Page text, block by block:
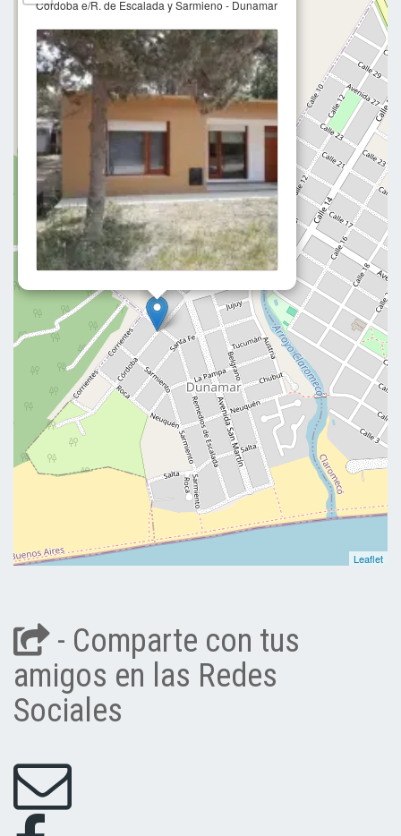
Cordoba e/R. de Escalada y Sarmieno - Dunamar
Leaflet
- Comparte con tus
amigos en las Redes
Sociales